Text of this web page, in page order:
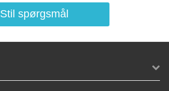
Stil spørgsmål